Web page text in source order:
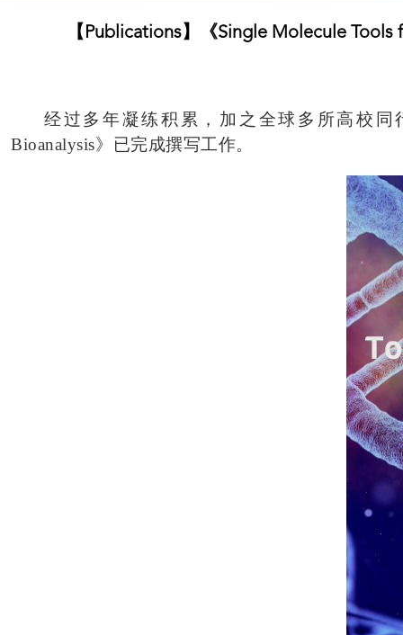
【Publications】《Single Molecule
经过多年凝练积累，加之全球多所高校同
Bioanalysis》已完成撰写工作。